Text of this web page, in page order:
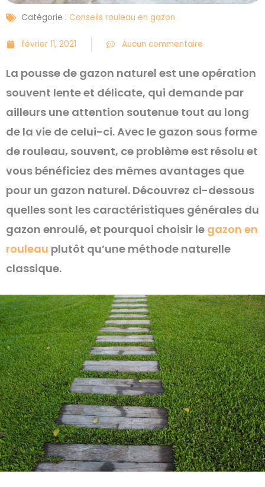
Catégorie : Conseils rouleau en gazon
février 11, 2021 Aucun commentaire
La pousse de gazon naturel est une opération
souvent lente et délicate, qui demande par
ailleurs une attention soutenue tout au long
de la vie de celui-ci. Avec le gazon sous forme
de rouleau, souvent, ce problème est résolu et
vous bénéficiez des mêmes avantages que
pour un gazon naturel. Découvrez ci-dessous
quelles sont les caractéristiques générales du
gazon enroulé, et pourquoi choisir le gazon en
rouleau plutôt qu’une méthode naturelle
classique.